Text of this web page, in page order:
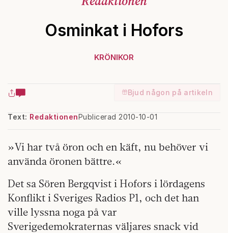
Osminkat i Hofors
KRÖNIKOR
Bjud någon på artikeln
Text: RedaktionenPublicerad 2010-10-01
»Vi har två öron och en käft, nu behöver vi
använda öronen bättre.«
Det sa Sören Bergqvist i Hofors i lördagens
Konflikt i Sveriges Radios P1, och det han
ville lyssna noga på var
Sverigedemokraternas väljares snack vid